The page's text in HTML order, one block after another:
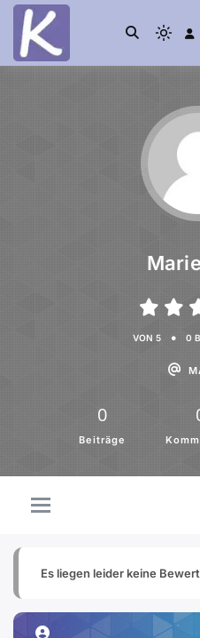
die Community
Marie
VON 5 • 0
0
Beiträge
Es liegen leider keine